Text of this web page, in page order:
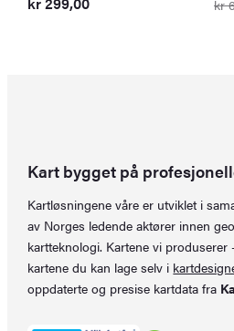
kr
Kart bygget på
Kartløsningene våre er utviklet i
av Norges ledende aktører innen
kartteknologi. Kartene vi produserer
kartene du kan lage selv i
oppdaterte og presise kartdata fra